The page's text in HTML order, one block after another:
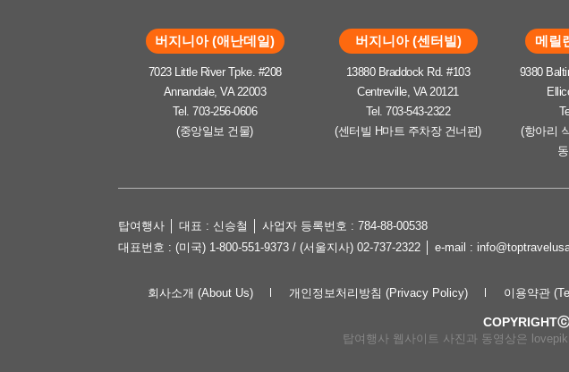
버지니아 (애난데일)
7023 Little River Tpke. #208
Annandale, VA 22003
Tel. 703-256-0606
(중앙일보 건물)
버지니아 (센터빌)
13880 Braddock Rd. #103
Centreville, VA 20121
Tel. 703-543-2322
(센터빌 H마트 주차장 건너편)
메릴
9380
(항아리
탑여행사 │ 대표 : 신승철 │ 사업자 등록번호 : 784-88-00538
대표번호 : (미국) 1-800-551-9373 / (서울지사) 02-737-2322 │ e-mail :
회사소개 (About Us) 개인정보처리방침 (Privacy Policy) 이용약관
탑여행사 웹사이트 사진과 동영상은